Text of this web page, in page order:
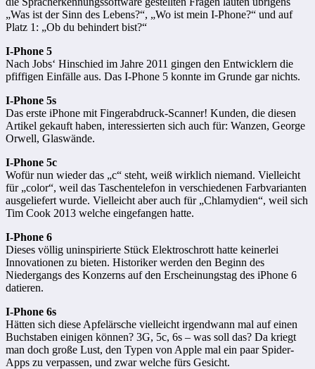
„Was ist der Sinn des Lebens?“, „Wo ist mein I-Phone?“ und auf
Platz 1: „Ob du behindert bist?“
I-Phone 5
Nach Jobs‘ Hinschied im Jahre 2011 gingen den Entwicklern die
pfiffigen Einfälle aus. Das I-Phone 5 konnte im Grunde gar nichts.
I-Phone 5s
Das erste iPhone mit Fingerabdruck-Scanner! Kunden, die diesen
Artikel gekauft haben, interessierten sich auch für: Wanzen, George
Orwell, Glaswände.
I-Phone 5c
Wofür nun wieder das „c“ steht, weiß wirklich niemand. Vielleicht
für „color“, weil das Taschentelefon in verschiedenen Farbvarianten
ausgeliefert wurde. Vielleicht aber auch für „Chlamydien“, weil sich
Tim Cook 2013 welche eingefangen hatte.
I-Phone 6
Dieses völlig uninspirierte Stück Elektroschrott hatte keinerlei
Innovationen zu bieten. Historiker werden den Beginn des
Niedergangs des Konzerns auf den Erscheinungstag des iPhone 6
datieren.
I-Phone 6s
Hätten sich diese Apfelärsche vielleicht irgendwann mal auf einen
Buchstaben einigen können? 3G, 5c, 6s – was soll das? Da kriegt
man doch große Lust, den Typen von Apple mal ein paar Spider-
Apps zu verpassen, und zwar welche fürs Gesicht.